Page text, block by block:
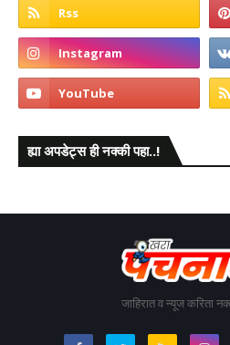
ह्या अपडेट्स ही नक्की पहा..!
जाहिरात व न्यूज करिता